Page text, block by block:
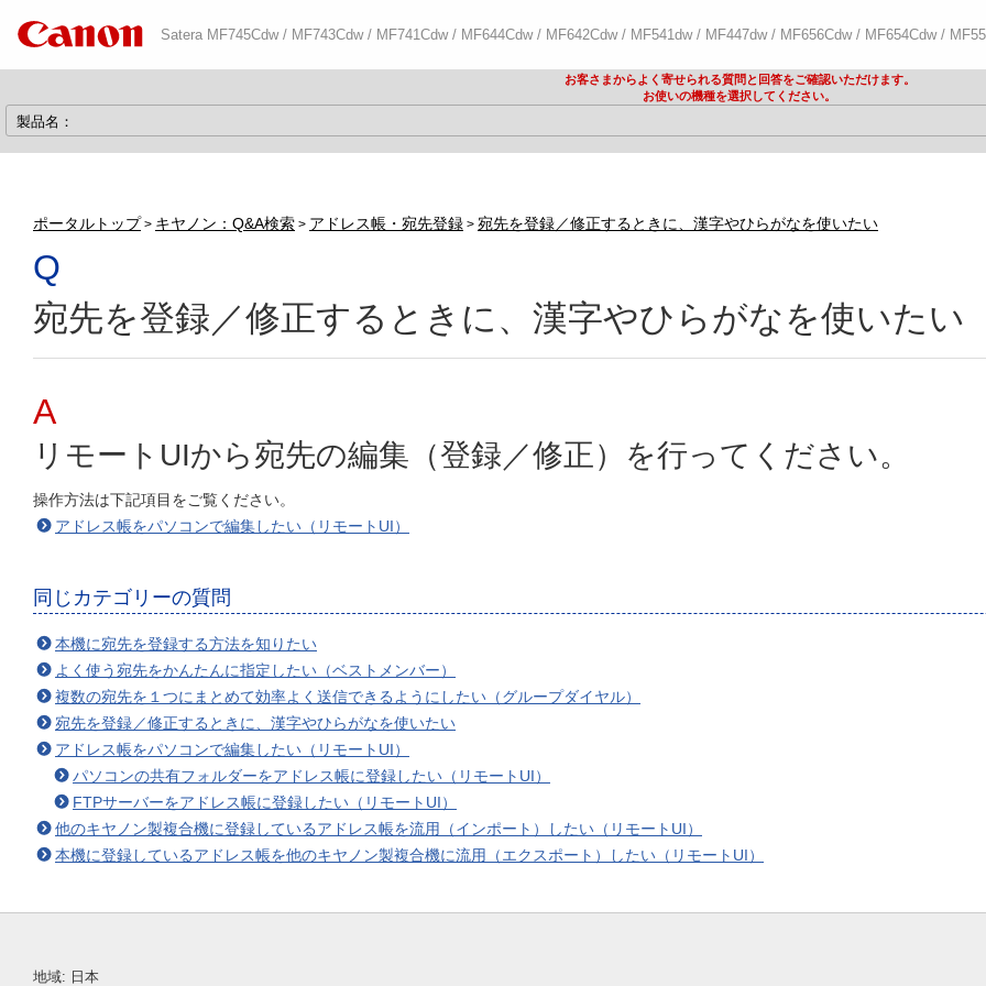
Satera MF745Cdw / MF743Cdw / MF741Cdw / MF644Cdw / MF642Cdw / MF541dw / MF447dw / MF656Cdw / MF654Cdw /
お客さまからよく寄せられる質問と回答をご確認いただけます。
お使いの機種を選択してください。
ポータルトップ > キヤノン：Q&A検索 > アドレス帳・宛先登録 > 宛先を登録／修正するときに、漢字やひらがなを使いたい
宛先を登録／修正するときに、漢字やひらがなを使いたい
リモートUIから宛先の編集（登録／修正）を行ってください。
操作方法は下記項目をご覧ください。
アドレス帳をパソコンで編集したい（リモートUI）
同じカテゴリーの質問
本機に宛先を登録する方法を知りたい
よく使う宛先をかんたんに指定したい（ベストメンバー）
複数の宛先を１つにまとめて効率よく送信できるようにしたい（グループダイヤル）
宛先を登録／修正するときに、漢字やひらがなを使いたい
アドレス帳をパソコンで編集したい（リモートUI）
パソコンの共有フォルダーをアドレス帳に登録したい（リモートUI）
FTPサーバーをアドレス帳に登録したい（リモートUI）
他のキヤノン製複合機に登録しているアドレス帳を流用（インポート）したい（リモートUI）
本機に登録しているアドレス帳を他のキヤノン製複合機に流用（エクスポート）したい（リモートUI）
地域: 日本